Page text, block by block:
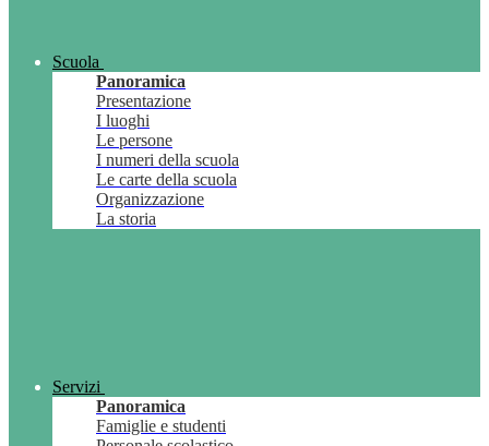
Scuola
Panoramica
Presentazione
I luoghi
Le persone
I numeri della scuola
Le carte della scuola
Organizzazione
La storia
Servizi
Panoramica
Famiglie e studenti